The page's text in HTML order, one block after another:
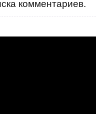
комментариев.